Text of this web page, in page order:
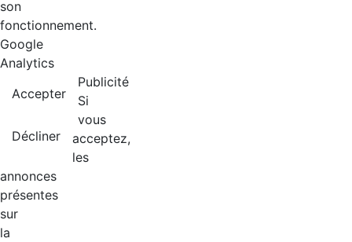
son
fonctionnement.
Google
Analytics
Accepter
Décliner
Publicité
Si
vous
acceptez,
les
annonces
présentes
sur
la